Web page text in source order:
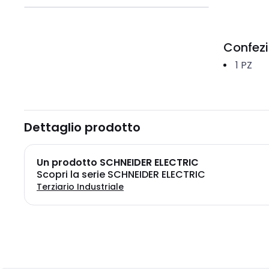
1 PZ
Dettaglio prodotto
Un prodotto SCHNEIDER ELECTRIC
Scopri la serie SCHNEIDER ELECTRIC
Terziario Industriale